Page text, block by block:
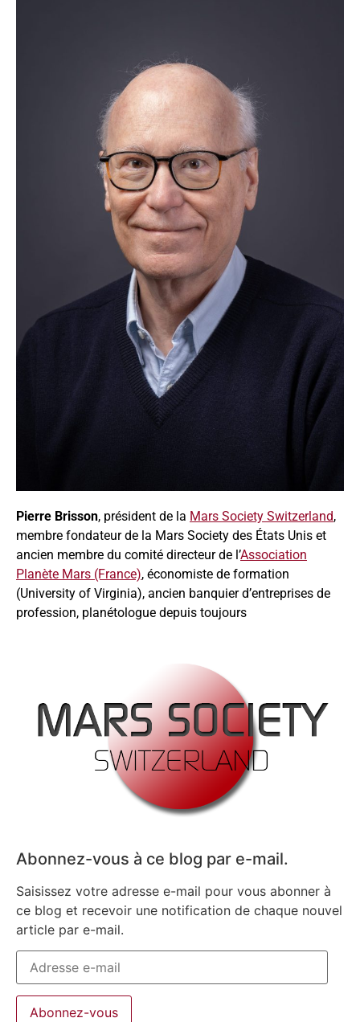
Pierre Brisson, président de la Mars Society Switzerland,
membre fondateur de la Mars Society des États Unis et
ancien membre du comité directeur de l’Association
Planète Mars (France), économiste de formation
(University of Virginia), ancien banquier d’entreprises de
profession, planétologue depuis toujours
Abonnez-vous à ce blog par e-mail.
Saisissez votre adresse e-mail pour vous abonner à
ce blog et recevoir une notification de chaque nouvel
article par e-mail.
Abonnez-vous